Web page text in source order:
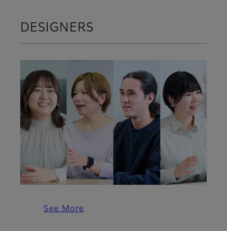
DESIGNERS
See More